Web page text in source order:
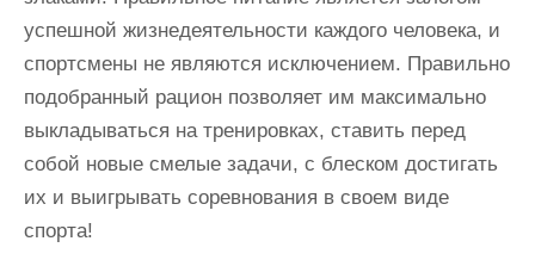
успешной жизнедеятельности каждого человека, и
спортсмены не являются исключением. Правильно
подобранный рацион позволяет им максимально
выкладываться на тренировках, ставить перед
собой новые смелые задачи, с блеском достигать
их и выигрывать соревнования в своем виде
спорта!